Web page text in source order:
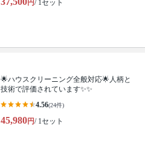
円/ 1セット
🌟ハウスクリーニング全般対応🌟人柄と
技術で評価されています✨✨
4.56(24件)
45,980円/ 1セット